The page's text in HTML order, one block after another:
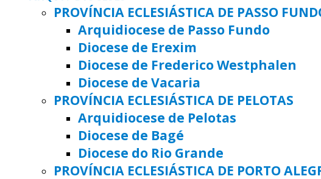
PROVÍNCIA ECLESIÁSTICA DE PASSO
Arquidiocese de Passo Fundo
Diocese de Erexim
Diocese de Frederico Westphalen
Diocese de Vacaria
PROVÍNCIA ECLESIÁSTICA DE PELOTAS
Arquidiocese de Pelotas
Diocese de Bagé
Diocese do Rio Grande
PROVÍNCIA ECLESIÁSTICA DE PORTO